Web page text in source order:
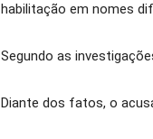
habilitação em nomes
Segundo as
Diante dos fatos, o